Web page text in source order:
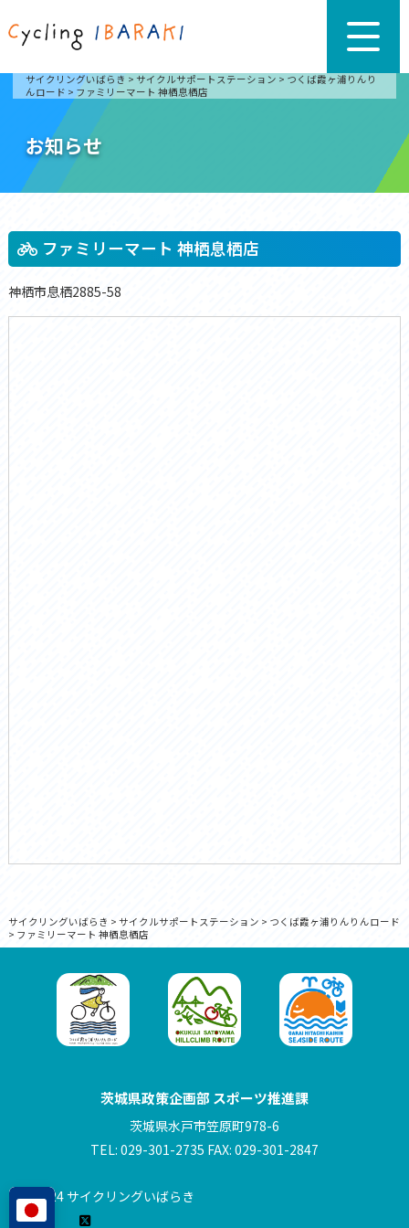
サイクリングいばらき > サイクルサポートステーション > つくば霞ヶ浦りんり
んロード > ファミリーマート 神栖息栖店
お知らせ
ファミリーマート 神栖息栖店
神栖市息栖2885-58
サイクリングいばらき > サイクルサポートステーション > つくば霞ヶ浦りんりんロード
> ファミリーマート 神栖息栖店
茨城県政策企画部 スポーツ推進課
茨城県水戸市笠原町978-6
TEL: 029-301-2735 FAX: 029-301-2847
© 2024 サイクリングいばらき